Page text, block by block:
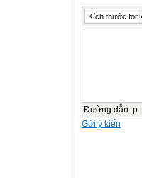
Kích thước font
Đường dẫn: p
Gửi ý kiến